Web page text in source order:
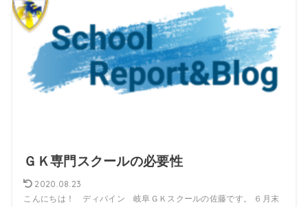
ＧＫ専門スクールの必要性
2020.08.23
こんにちは！ ディバイン 岐阜ＧＫスクールの佐藤です。 ６月末